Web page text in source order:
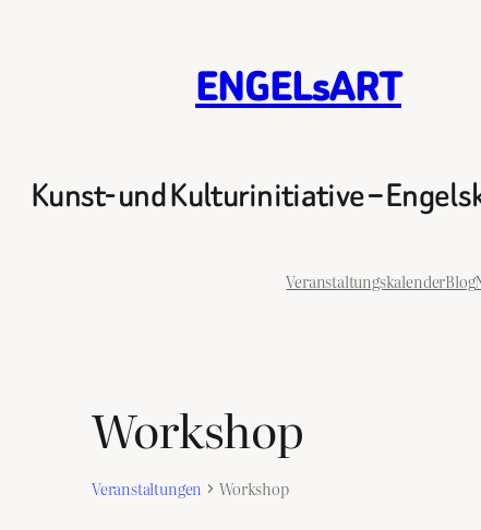
ENGELsART
Kunst- und Kulturinitiative –
VeranstaltungskalenderBlog
Workshop
Veranstaltungen Workshop